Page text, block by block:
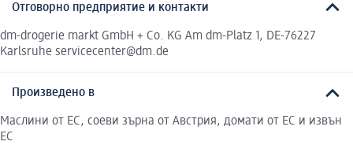
Отговорно предприятие и контакти
dm-drogerie markt GmbH + Co. KG Am dm-Platz 1, DE-76227
Karlsruhe servicecenter@dm.de
Произведено в
Маслини от ЕС, соеви зърна от Австрия, домати от ЕС и извън
ЕС